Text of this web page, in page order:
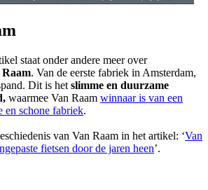
staat onder andere meer over
. Van de eerste fabriek in Amsterdam,
Dit is het slimme en duurzame
waarmee Van Raam winnaar is van een
en schone fabriek.
van Van Raam in het artikel: ‘Van
fietsen door de jaren heen’.